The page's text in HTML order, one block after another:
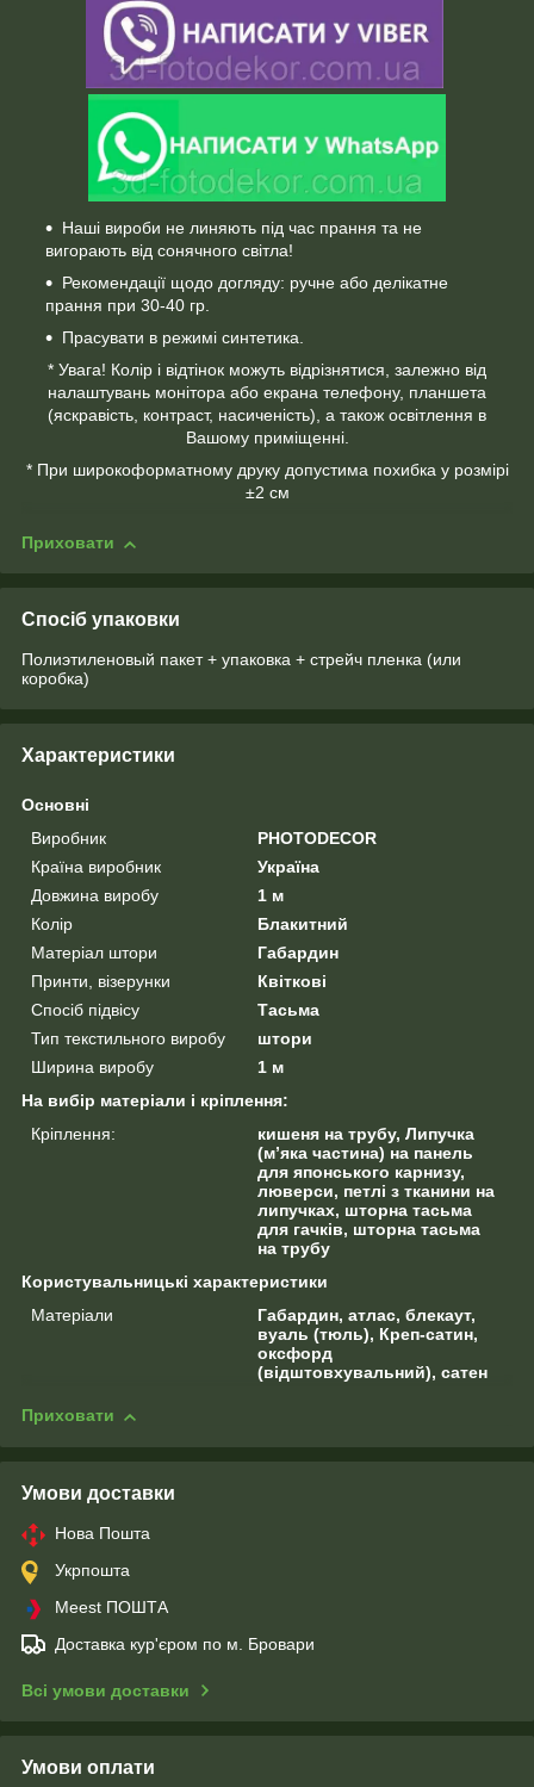
Наші вироби не линяють під час прання та не
вигорають від сонячного світла!
Рекомендації щодо догляду: ручне або делікатне
прання при 30-40 гр.
Прасувати в режимі синтетика.
* Увага! Колір і відтінок можуть відрізнятися, залежно від
налаштувань монітора або екрана телефону, планшета
(яскравість, контраст, насиченість), а також освітлення в
Вашому приміщенні.
* При широкоформатному друку допустима похибка у розмірі
±2 см
Приховати
Спосіб упаковки
Полиэтиленовый пакет + упаковка + стрейч пленка (или
коробка)
Характеристики
Основні
Виробник
PHOTODECOR
Країна виробник
Україна
Довжина виробу
1 м
Колір
Блакитний
Матеріал штори
Габардин
Принти, візерунки
Квіткові
Спосіб підвісу
Тасьма
Тип текстильного виробу
штори
Ширина виробу
1 м
На вибір матеріали і кріплення:
Кріплення:
кишеня на трубу, Липучка
(м’яка частина) на панель
для японського карнизу,
люверси, петлі з тканини на
липучках, шторна тасьма
для гачків, шторна тасьма
на трубу
Користувальницькі характеристики
Матеріали
Габардин, атлас, блекаут,
вуаль (тюль), Креп-сатин,
оксфорд
(відштовхувальний), сатен
Приховати
Умови доставки
Нова Пошта
Укрпошта
Meest ПОШТА
Доставка кур'єром по м. Бровари
Всі умови доставки
Умови оплати